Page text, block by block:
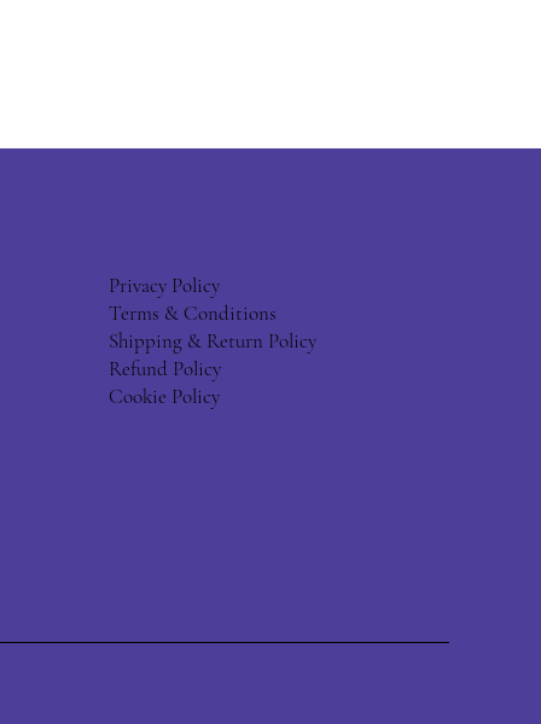
Privacy Policy
Terms & Conditions
Shipping & Return Policy
Refund Policy
Cookie Policy